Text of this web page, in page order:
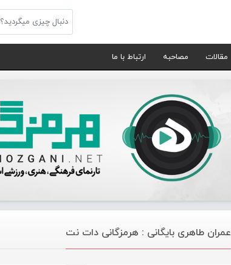
مقالات مصاحبه ارتباط با ما
عمران طاهری بایگانی : هرمزگانی دات نت